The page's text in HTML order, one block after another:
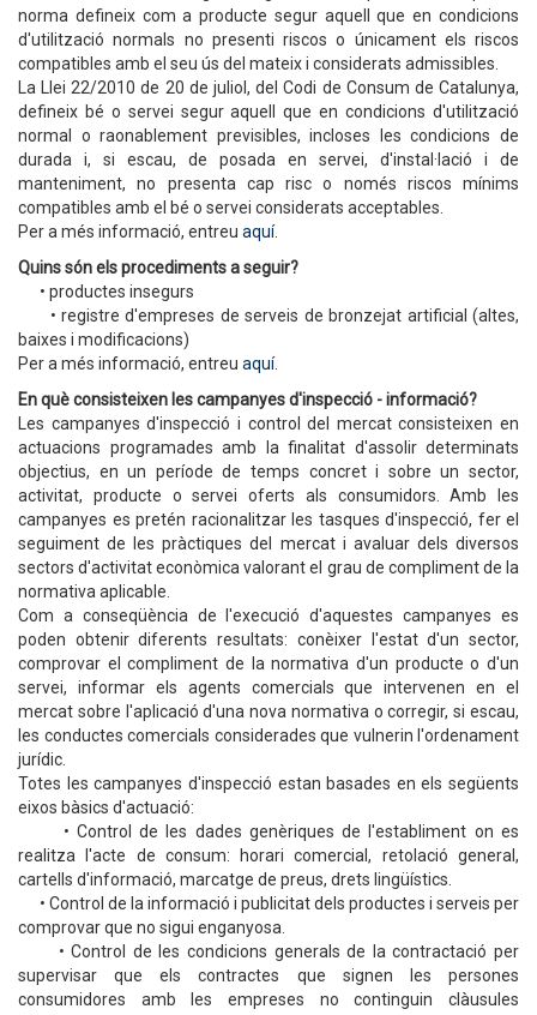
norma defineix com a producte segur aquell que en condicions
d'utilització normals no presenti riscos o únicament els riscos
compatibles amb el seu ús del mateix i considerats admissibles.
La Llei 22/2010 de 20 de juliol, del Codi de Consum de Catalunya,
defineix bé o servei segur aquell que en condicions d'utilització
normal o raonablement previsibles, incloses les condicions de
durada i, si escau, de posada en servei, d'instal·lació i de
manteniment, no presenta cap risc o només riscos mínims
compatibles amb el bé o servei considerats acceptables.
Per a més informació, entreu aquí.
Quins són els procediments a seguir?
• productes insegurs
• registre d'empreses de serveis de bronzejat artificial (altes,
baixes i modificacions)
Per a més informació, entreu aquí.
En què consisteixen les campanyes d'inspecció - informació?
Les campanyes d'inspecció i control del mercat consisteixen en
actuacions programades amb la finalitat d'assolir determinats
objectius, en un període de temps concret i sobre un sector,
activitat, producte o servei oferts als consumidors. Amb les
campanyes es pretén racionalitzar les tasques d'inspecció, fer el
seguiment de les pràctiques del mercat i avaluar dels diversos
sectors d'activitat econòmica valorant el grau de compliment de la
normativa aplicable.
Com a conseqüència de l'execució d'aquestes campanyes es
poden obtenir diferents resultats: conèixer l'estat d'un sector,
comprovar el compliment de la normativa d'un producte o d'un
servei, informar els agents comercials que intervenen en el
mercat sobre l'aplicació d'una nova normativa o corregir, si escau,
les conductes comercials considerades que vulnerin l'ordenament
jurídic.
Totes les campanyes d'inspecció estan basades en els següents
eixos bàsics d'actuació:
• Control de les dades genèriques de l'establiment on es
realitza l'acte de consum: horari comercial, retolació general,
cartells d'informació, marcatge de preus, drets lingüístics.
• Control de la informació i publicitat dels productes i serveis per
comprovar que no sigui enganyosa.
• Control de les condicions generals de la contractació per
supervisar que els contractes que signen les persones
consumidores amb les empreses no continguin clàusules